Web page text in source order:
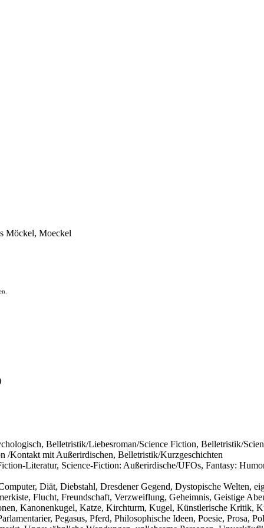
Belletristik/Liebesroman/Science Fiction, Belletristik/
/Kontakt mit Außerirdischen, Belletristik/Kurzgeschichten
Literatur, Science-Fiction: Außerirdische/UFOs, Fantasy:
Diät, Diebstahl, Dresdener Gegend, Dystopische Welten,
Flucht, Freundschaft, Verzweiflung, Geheimnis, Geistige
Kanonenkugel, Katze, Kirchturm, Kugel, Künstlerische Kritik,
Pegasus, Pferd, Philosophische Ideen, Poesie, Prosa,